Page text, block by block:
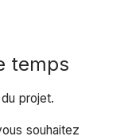
temps
du projet.
souhaitez